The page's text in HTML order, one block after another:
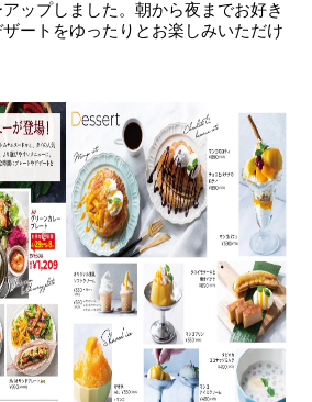
ップしました。朝から夜までお好き
ートをゆったりとお楽しみいただけ